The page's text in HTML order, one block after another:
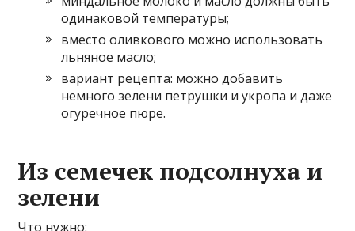
одинаковой температуры;
вместо оливкового можно использовать
льняное масло;
вариант рецепта: можно добавить
немного зелени петрушки и укропа и даже
огуречное пюре.
Из семечек подсолнуха и
зелени
Что нужно: